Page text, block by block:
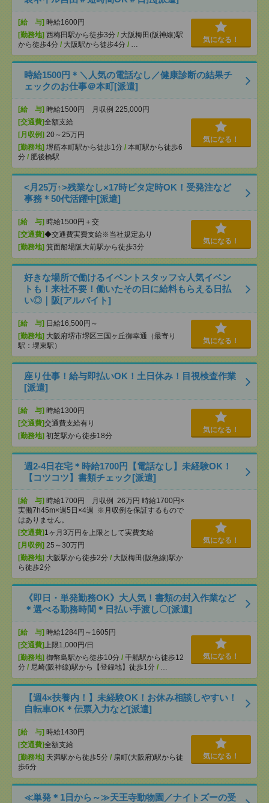
[給 与] 時給1600円
[勤務地] 西梅田駅から徒歩3分 / 大阪梅田(阪神線)駅
から徒歩4分 / 大阪駅から徒歩4分 / …
気になる！
時給1500円＊＼人気の電話なし／健康診断の結果チ
ェックのお仕事＠本町[派遣]
[給 与] 時給1500円 月収例 225,000円
[交通費]全額支給
[月収例] 20～25万円
[勤務地] 堺筋本町駅から徒歩1分 / 本町駅から徒歩6
分 / 肥後橋駅
気になる！
<月25万↑>残業なし×17時ピタ定時OK！受発注など
事務＊50代活躍中[派遣]
[給 与] 時給1500円＋交
[交通費]◆交通費実費支給※当社規定あり
[勤務地] 箕面船場阪大前駅から徒歩3分
気になる！
好きな場所で働けるイベントスタッフ☆人気イベン
トも！来社不要！働いたその日に給料もらえる日払
い◎｜阪[アルバイト]
[給 与] 日給16,500円～
[勤務地] 大阪府堺市堺区三国ヶ丘御幸通（最寄り
駅：堺東駅）
気になる！
座り仕事！給与即払いOK！土日休み！目視検査作業
[派遣]
[給 与] 時給1300円
[交通費]交通費支給有り
[勤務地] 初芝駅から徒歩18分
気になる！
週2-4日在宅＊時給1700円【電話なし】未経験OK！
【コツコツ】書類チェック[派遣]
[給 与] 時給1700円 月収例 26万円 時給1700円×
実働7h45m×週5日×4週 ※月収例を保証するもので
はありません。
[交通費] 1ヶ月3万円を上限として実費支給
[月収例] 25～30万円
[勤務地] 大阪駅から徒歩2分 / 大阪梅田(阪急線)駅か
ら徒歩2分
気になる！
《即日・単発勤務OK》大人気！書類の封入作業など
＊選べる勤務時間＊日払い手渡し〇[派遣]
[給 与] 時給1284円～1605円
[交通費] 上限1,000円/日
[勤務地] 御幣島駅から徒歩10分 / 千船駅から徒歩12
分 / 尼崎(阪神線)駅から【登録地】徒歩1分 / …
気になる！
【週4×扶養内！】未経験OK！お休み相談しやすい！
自転車OK＊伝票入力など[派遣]
[給 与] 時給1430円
[交通費]全額支給
[勤務地] 天満駅から徒歩5分 / 扇町(大阪府)駅から徒
歩6分
気になる！
≪単発＊1日から～≫天王寺動物園／ナイトズーの受